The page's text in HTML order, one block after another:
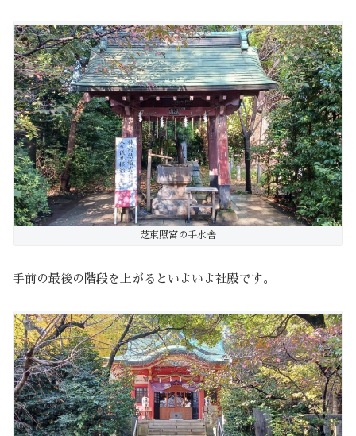
芝東照宮の手水舎
手前の最後の階段を上がるといよいよ社殿です。